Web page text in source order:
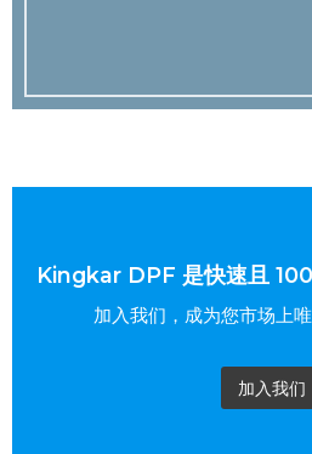
Kingkar DPF 是快速且
加入我们，成为您市场上
加入我们